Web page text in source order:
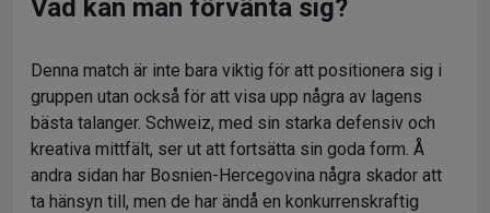
Vad kan man förvänta sig?
Denna match är inte bara viktig för att positionera sig i
gruppen utan också för att visa upp några av lagens
bästa talanger. Schweiz, med sin starka defensiv och
kreativa mittfält, ser ut att fortsätta sin goda form. Å
andra sidan har Bosnien-Hercegovina några skador att
ta hänsyn till, men de har ändå en konkurrenskraftig